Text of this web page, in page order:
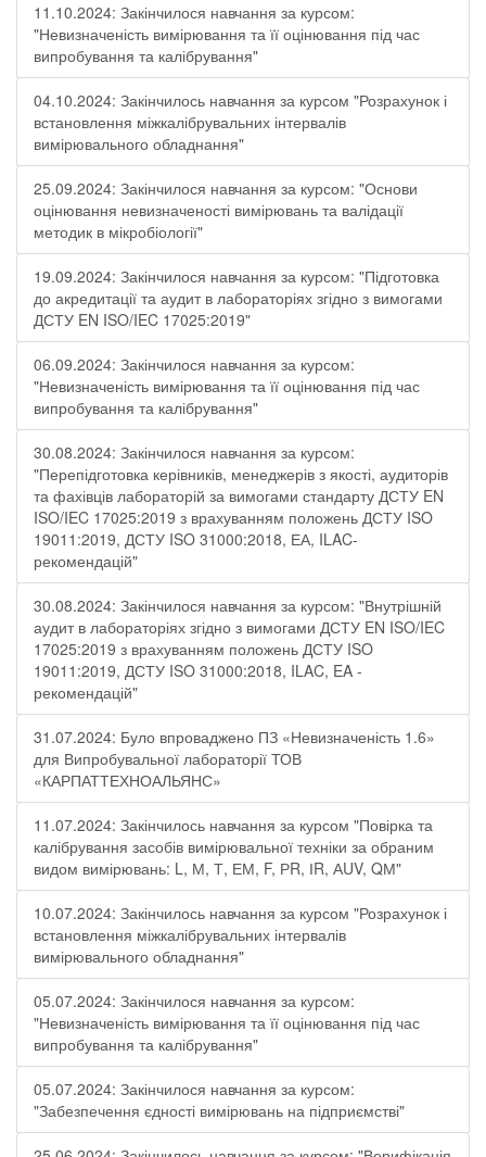
11.10.2024: Закінчилося навчання за курсом:
"Невизначеність вимірювання та її оцінювання під час
випробування та калібрування"
04.10.2024: Закінчилось навчання за курсом "Розрахунок і
встановлення міжкалібрувальних інтервалів
вимірювального обладнання"
25.09.2024: Закінчилося навчання за курсом: "Основи
оцінювання невизначеності вимірювань та валідації
методик в мікробіології"
19.09.2024: Закінчилося навчання за курсом: "Підготовка
до акредитації та аудит в лабораторіях згідно з вимогами
ДСТУ EN ISO/IEC 17025:2019"
06.09.2024: Закінчилося навчання за курсом:
"Невизначеність вимірювання та її оцінювання під час
випробування та калібрування"
30.08.2024: Закінчилося навчання за курсом:
"Перепідготовка керівників, менеджерів з якості, аудиторів
та фахівців лабораторій за вимогами стандарту ДСТУ EN
ISO/IEC 17025:2019 з врахуванням положень ДСТУ ISO
19011:2019, ДСТУ ISO 31000:2018, ЕА, ILAC-
рекомендацій"
30.08.2024: Закінчилося навчання за курсом: "Внутрішній
аудит в лабораторіях згідно з вимогами ДСТУ EN ISO/IEC
17025:2019 з врахуванням положень ДСТУ ISO
19011:2019, ДСТУ ISO 31000:2018, ILAC, EA -
рекомендацій"
31.07.2024: Було впроваджено ПЗ «Невизначеність 1.6»
для Випробувальної лабораторії ТОВ
«КАРПАТТЕХНОАЛЬЯНС»
11.07.2024: Закінчилось навчання за курсом "Повірка та
калібрування засобів вимірювальної техніки за обраним
видом вимірювань: L, М, Т, ЕМ, F, РR, ІR, АUV, QМ"
10.07.2024: Закінчилось навчання за курсом "Розрахунок і
встановлення міжкалібрувальних інтервалів
вимірювального обладнання"
05.07.2024: Закінчилося навчання за курсом:
"Невизначеність вимірювання та її оцінювання під час
випробування та калібрування"
05.07.2024: Закінчилося навчання за курсом:
"Забезпечення єдності вимірювань на підприємстві"